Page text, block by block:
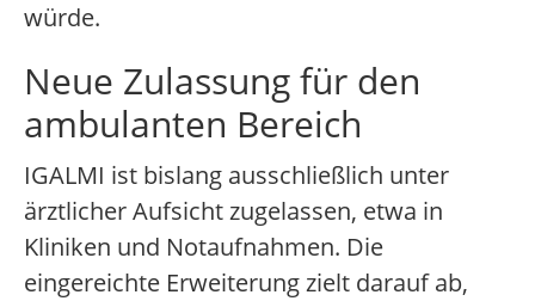
würde.
Neue Zulassung für den
ambulanten Bereich
IGALMI ist bislang ausschließlich unter
ärztlicher Aufsicht zugelassen, etwa in
Kliniken und Notaufnahmen. Die
eingereichte Erweiterung zielt darauf ab,